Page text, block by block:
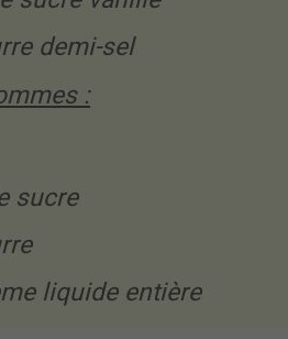
demi-sel
:
sucre
liquide entière